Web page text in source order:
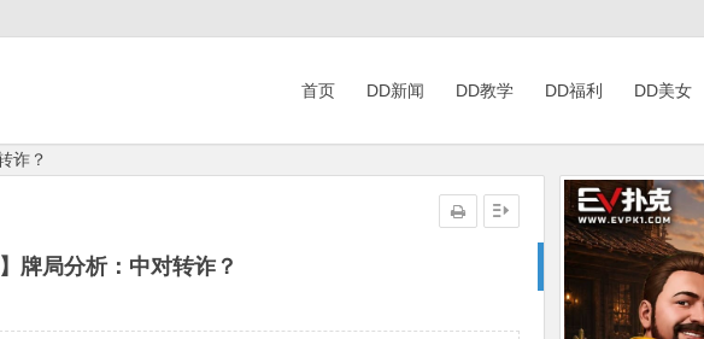
首页 DD新闻 DD教学 DD福利 DD美女
诈？
牌局分析：中对转诈？